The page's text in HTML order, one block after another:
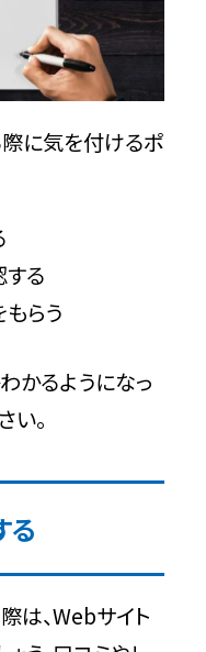
に気を付けるポ
る
らう
かるようになっ
い。
る
は、Webサイト